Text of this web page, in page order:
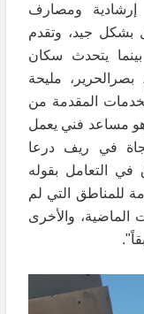
ومصارف
بشكل جيد، وتقدم
يتحدث سكان
بصرالحرير، مليحة
المقدمة من
مساعد فني يعمل
في ريف درعا
التعامل بقوله
للمناطق التي لم
والأخرى